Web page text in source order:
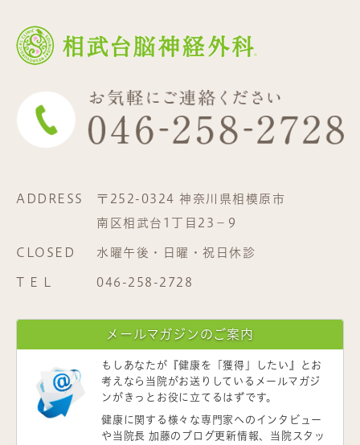
ADDRESS
〒252-0324 神奈川県相模原市
南区相武台1丁目23−9
CLOSED 水曜午後・日曜・祝日休診
T E L 046-258-2728
メールマガジンのご案内
もしあなたが 『健康を「獲得」したい』
とお
考えなら当院がお送りしているメールマガジ
ンがきっとお役に立てるはずです。
健康に関する様々な専門家へのインタビュー
や当院長 加藤のブログ更新情報、当院スタッ